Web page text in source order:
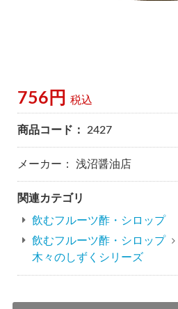
756円 税込
商品コード： 2427
メーカー： 浅沼醤油店
関連カテゴリ
飲むフルーツ酢・シロップ
飲むフルーツ酢・シロップ
木々のしずくシリーズ